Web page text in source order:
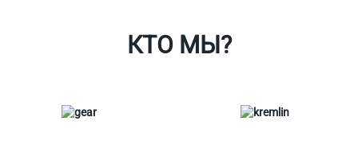
КТО МЫ?